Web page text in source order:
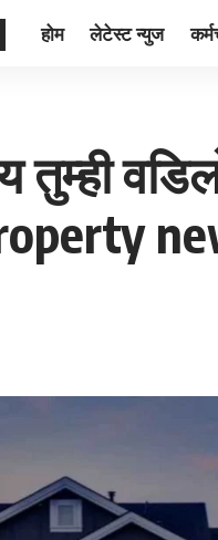
होम लेटेस्ट न्युज
तुम्ही